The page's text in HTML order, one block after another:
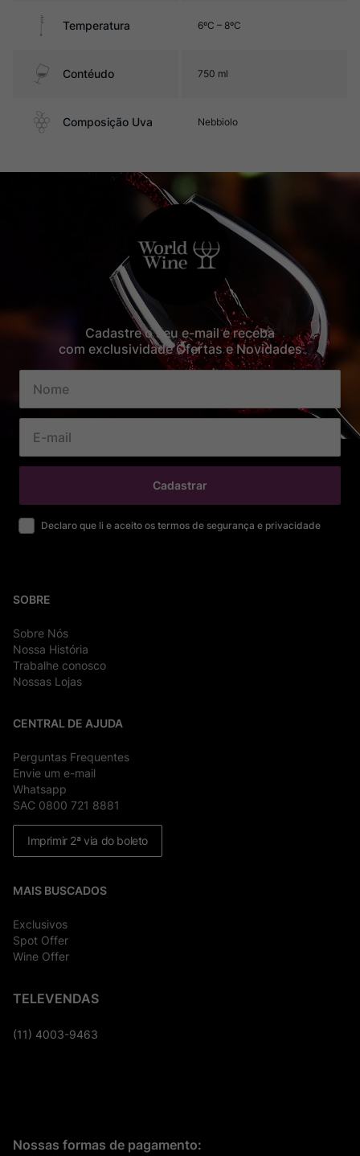
Temperatura 6ºC – 8ºC
Contéudo 750 ml
Composição Uva Nebbiolo
Cadastre o seu e-mail e receba
com exclusividade Ofertas e Novidades
Cadastrar
Declaro que li e aceito os termos de segurança e privacidade
SOBRE
Sobre Nós
Nossa História
Trabalhe conosco
Nossas Lojas
CENTRAL DE AJUDA
Perguntas Frequentes
Envie um e-mail
Whatsapp
SAC 0800 721 8881
Imprimir 2ª via do boleto
MAIS BUSCADOS
Exclusivos
Spot Offer
Wine Offer
TELEVENDAS
(11) 4003-9463
Nossas formas de pagamento: